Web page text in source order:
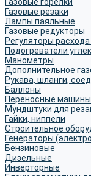
Газовые резаки
Лампы паяльные
Газовые редукторы
Регуляторы расхода
Подогреватели
Манометры
Дополнительное
Рукава, шланги,
Баллоны
Переносные машины
Мундштуки для
Гайки, ниппели
Строительное
Генераторы
Бензиновые
Дизельные
Инверторные